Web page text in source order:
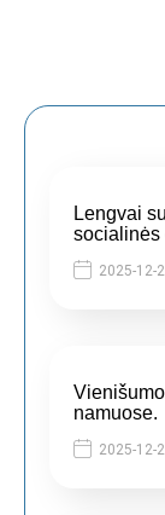
Lengvai
socialinės
2025-12-
namuose.
2025-12-